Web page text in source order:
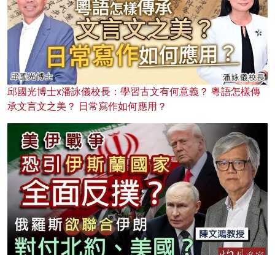
邱國光博士x潘詠儀校長：學習古文有何意義？ 粵語怎樣傳
承文言文之美？ 日常寫作如何應用？